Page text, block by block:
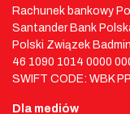
Rachunek bankowy
Santander Bank
Polski Związek
46 1090 1014 0000
SWIFT CODE: WBK
Dla mediów